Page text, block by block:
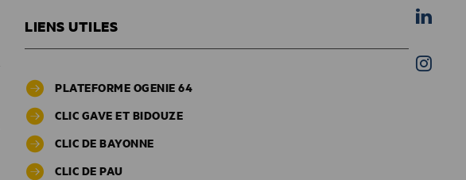
LIENS UTILES
PLATEFORME OGENIE 64
CLIC GAVE ET BIDOUZE
CLIC DE BAYONNE
CLIC DE PAU